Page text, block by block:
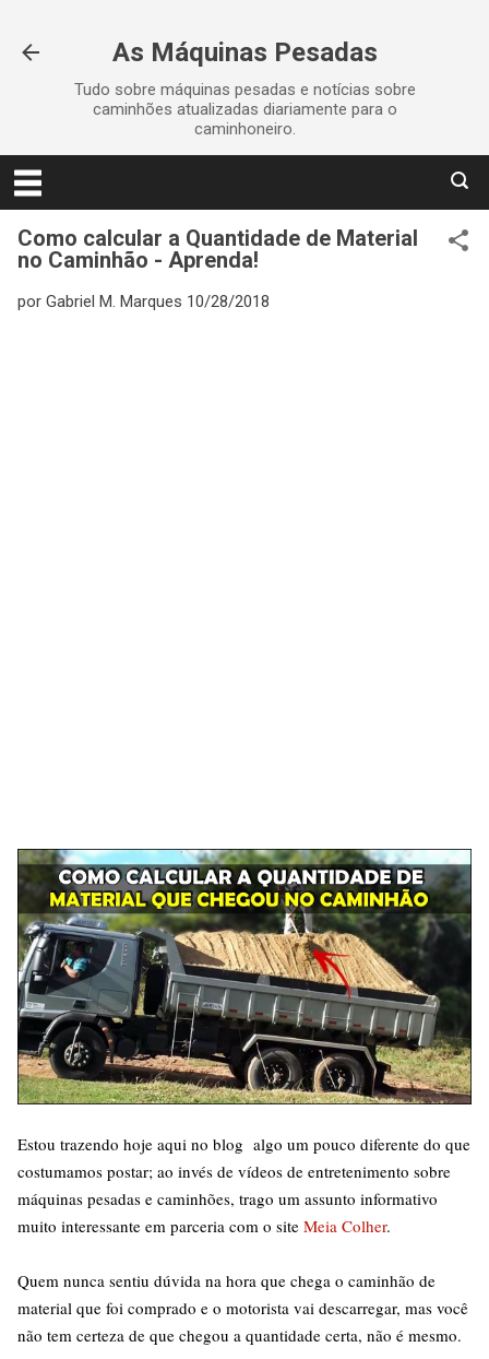
As Máquinas Pesadas
Tudo sobre máquinas pesadas e notícias sobre
caminhões atualizadas diariamente para o
caminhoneiro.
Como calcular a Quantidade de Material
no Caminhão - Aprenda!
por Gabriel M. Marques 10/28/2018
Estou trazendo hoje aqui no blog algo um pouco diferente do que
costumamos postar; ao invés de vídeos de entretenimento sobre
máquinas pesadas e caminhões, trago um assunto informativo
muito interessante em parceria com o site Meia Colher.
Quem nunca sentiu dúvida na hora que chega o caminhão de
material que foi comprado e o motorista vai descarregar, mas você
não tem certeza de que chegou a quantidade certa, não é mesmo.